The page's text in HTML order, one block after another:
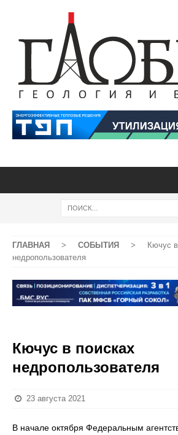
ГЛАВНАЯ > СОБЫТИЯ >
Кючус
недропользователя
Кючус в поисках
недропользователя
23 августа 2021
В начале октября Федеральным